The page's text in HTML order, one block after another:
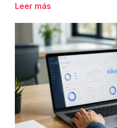
Leer más